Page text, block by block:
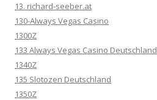
13. richard-seeber.at
130-Always Vegas Casino
1300Z
133 Always Vegas Casino Deutschland
1340Z
135 Slotozen Deutschland
1350Z